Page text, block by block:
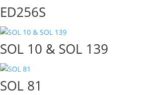
ED256S
SOL 10 & SOL 139
SOL 81